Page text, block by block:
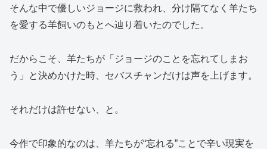
そんな中で優しいジョージに救われ、分け隔てなく羊たち
を愛する羊飼いのもとへ辿り着いたのでした。
だからこそ、羊たちが「ジョージのことを忘れてしまお
う」と決めかけた時、セバスチャンだけは声を上げます。
それだけは許せない、と。
今作で印象的なのは、羊たちが“忘れる”ことで辛い現実を